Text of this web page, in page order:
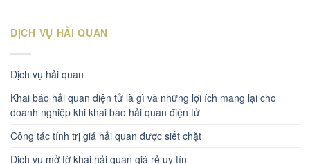
DỊCH VỤ HẢI QUAN
Dịch vụ hải quan
Khai báo hải quan điện tử là gì và những lợi ích mang lại cho
doanh nghiệp khi khai báo hải quan điện tử
Công tác tính trị giá hải quan được siết chặt
Dịch vụ mở tờ khai hải quan giá rẻ uy tín